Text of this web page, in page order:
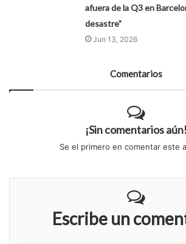
afuera de la Q3 en
desastre"
Jun 13, 2026
Comentarios
¡Sin comentarios aún!
Se el primero en comentar este
Escribe un